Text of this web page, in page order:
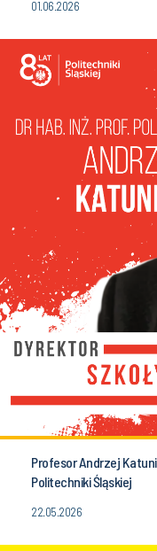
01.06.2026
Profesor Andrzej
Politechniki Śląskiej
22.05.2026